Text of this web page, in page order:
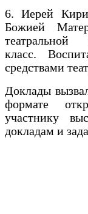
6. Иерей
Божией
класс.
средствами
Доклады
формате
участнику
докладам и